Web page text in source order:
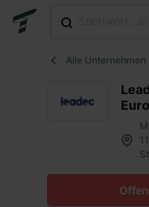
Alle Unternehmen